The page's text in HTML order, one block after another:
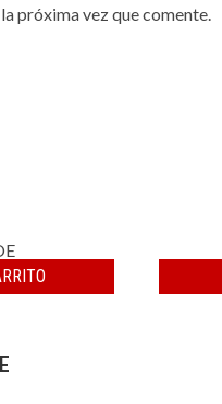
próxima vez que comente.